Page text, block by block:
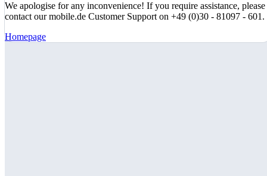
We apologise for any inconvenience! If you require assistance, please
contact our mobile.de Customer Support on +49 (0)30 - 81097 - 601.
Homepage